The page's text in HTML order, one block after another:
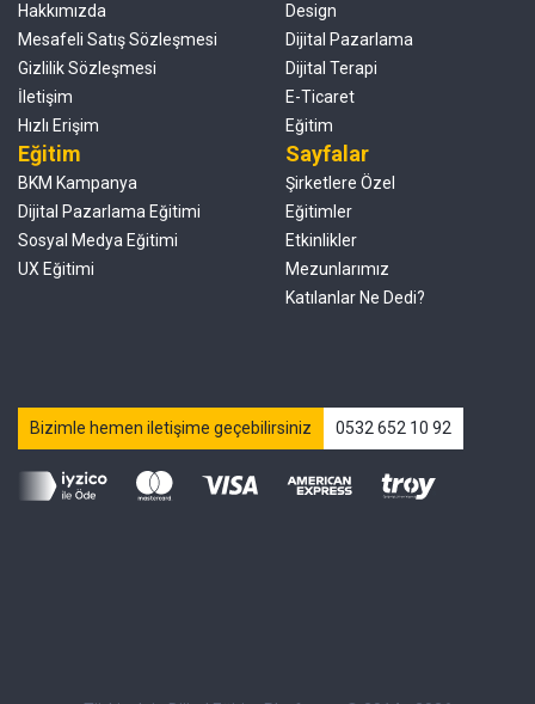
Hakkımızda
Mesafeli Satış Sözleşmesi
Gizlilik Sözleşmesi
İletişim
Hızlı Erişim
Design
Dijital Pazarlama
Dijital Terapi
E-Ticaret
Eğitim
Eğitim
BKM Kampanya
Dijital Pazarlama Eğitimi
Sosyal Medya Eğitimi
UX Eğitimi
Sayfalar
Şirketlere Özel
Eğitimler
Etkinlikler
Mezunlarımız
Katılanlar Ne Dedi?
Bizimle hemen iletişime geçebilirsiniz 0532 652 10 92